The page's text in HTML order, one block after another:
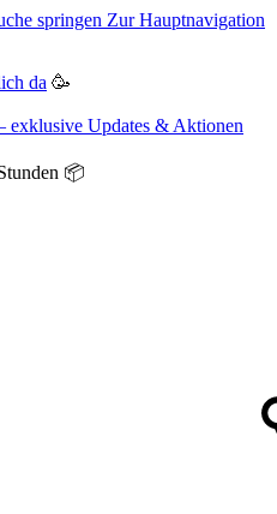
springen Zur Hauptnavigation
da 🥳
exklusive Updates & Aktionen
📦